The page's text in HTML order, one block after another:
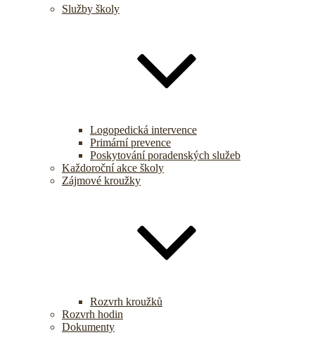
Služby školy
Logopedická intervence
Primární prevence
Poskytování poradenských služeb
Každoroční akce školy
Zájmové kroužky
Rozvrh kroužků
Rozvrh hodin
Dokumenty